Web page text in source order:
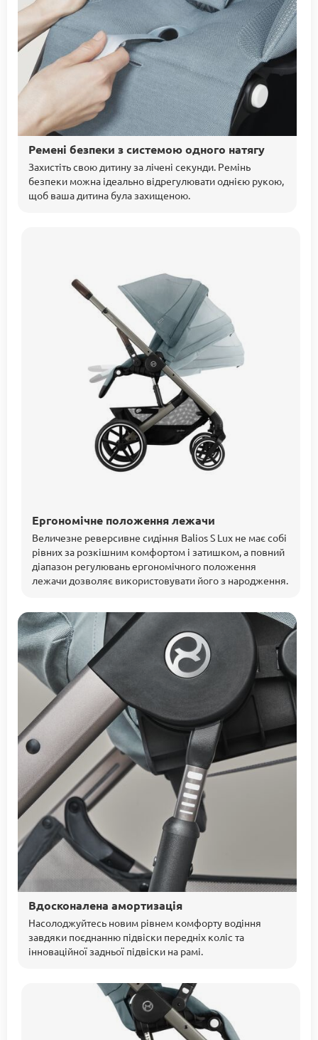
Ремені безпеки з системою одного натягу
Захистіть свою дитину за лічені секунди. Ремінь
безпеки можна ідеально відрегулювати однією рукою,
щоб ваша дитина була захищеною.
Ергономічне положення лежачи
Величезне реверсивне сидіння Balios S Lux не має собі
рівних за розкішним комфортом і затишком, а повний
діапазон регулювань ергономічного положення
лежачи дозволяє використовувати його з народження.
Вдосконалена амортизація
Насолоджуйтесь новим рівнем комфорту водіння
завдяки поєднанню підвіски передніх коліс та
інноваційної задньої підвіски на рамі.